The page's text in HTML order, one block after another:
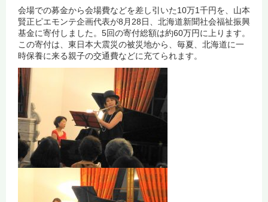
会場での募金から会場費などを差し引いた10万1千円を、山本
賢正ピエモンテ企画代表が8月28日、北海道新聞社会福祉振興
基金に寄付しました。5回の寄付総額は約60万円に上ります。
この寄付は、東日本大震災の被災地から、毎夏、北海道に一
時保養に来る親子の交通費などに充てられます。